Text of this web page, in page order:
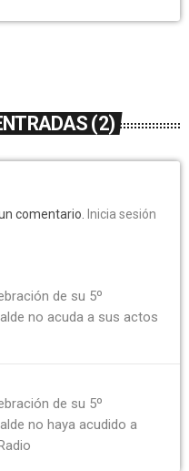
(2)
comentario. Inicia sesión
de su 5º
no acuda a sus actos
de su 5º
no haya acudido a